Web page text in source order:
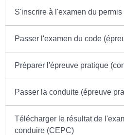
S'inscrire à l'examen du
Passer l'examen du code
Préparer l'épreuve pratique
Passer la conduite (épreuve
Télécharger le résultat de
conduire (CEPC)